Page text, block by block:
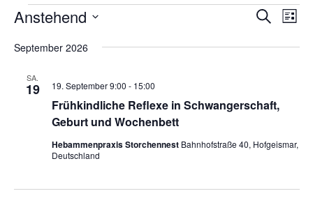
Veranstaltungen
und
Suche
Liste
Anstehend
wählen.
September 2026
SA.
19
Frühkindliche Reflexe in Schwangerschaft,
Geburt und Wochenbett
19. September 9:00 - 15:00
Hebammenpraxis Storchennest Bahnhofstraße 40, Hofgeismar,
Deutschland